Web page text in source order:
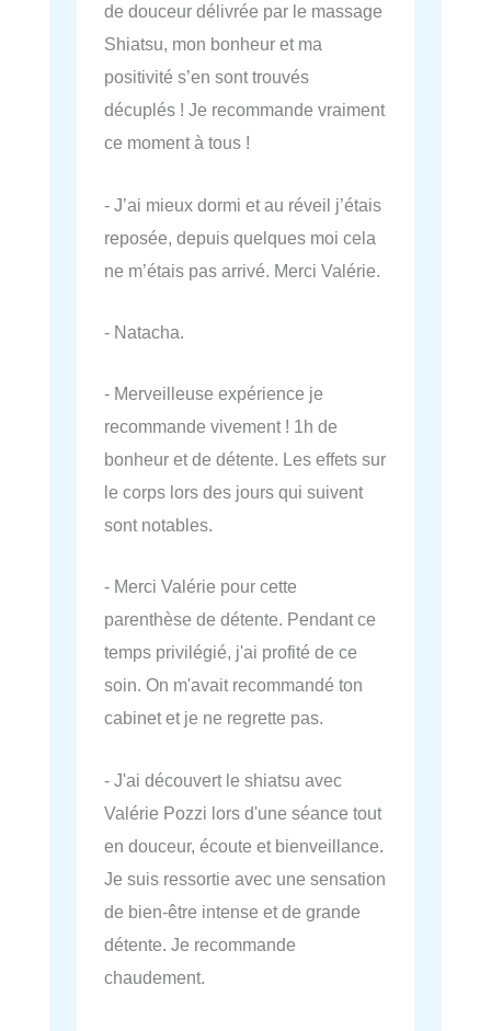
de douceur délivrée par le massage
Shiatsu, mon bonheur et ma
positivité s’en sont trouvés
décuplés ! Je recommande vraiment
ce moment à tous !
- J’ai mieux dormi et au réveil j’étais
reposée, depuis quelques moi cela
ne m’étais pas arrivé. Merci Valérie.
- Natacha.
- Merveilleuse expérience je
recommande vivement ! 1h de
bonheur et de détente. Les effets sur
le corps lors des jours qui suivent
sont notables.
- Merci Valérie pour cette
parenthèse de détente. Pendant ce
temps privilégié, j'ai profité de ce
soin. On m'avait recommandé ton
cabinet et je ne regrette pas.
- J'ai découvert le shiatsu avec
Valérie Pozzi lors d'une séance tout
en douceur, écoute et bienveillance.
Je suis ressortie avec une sensation
de bien-être intense et de grande
détente. Je recommande
chaudement.